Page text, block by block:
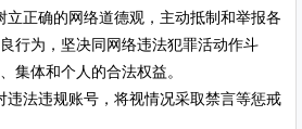
立正确的网络道德观，主动抵制和举报各
行为，坚决同网络违法犯罪活动作斗
集体和个人的合法权益。
违法违规账号，将视情况采取禁言等惩戒